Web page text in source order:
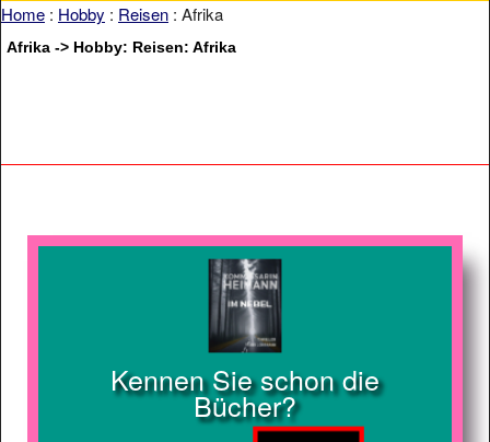
Home : Hobby : Reisen : Afrika
Afrika -> Hobby: Reisen: Afrika
Kennen Sie schon die
Bücher?